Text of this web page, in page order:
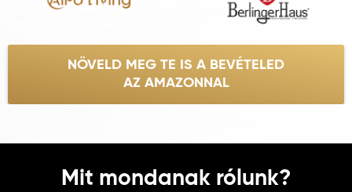
NÖVELD MEG TE IS A BEVÉTELED
AZ AMAZONNAL
Mit mondanak rólunk?